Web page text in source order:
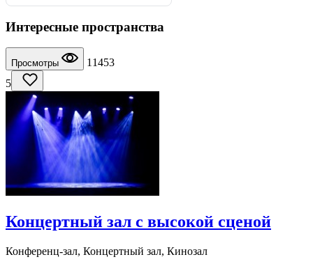
Интересные пространства
Просмотры
11453
5
Концертный зал с высокой сценой
Конференц-зал, Концертный зал, Кинозал